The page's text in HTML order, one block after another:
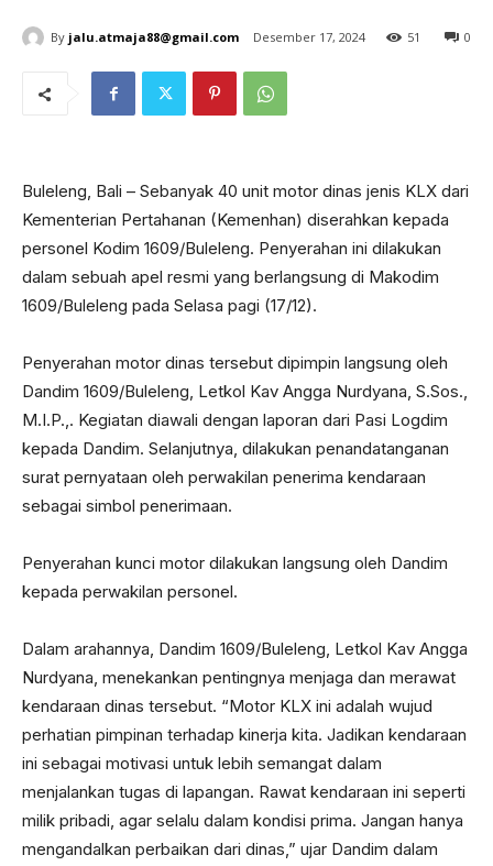
By jalu.atmaja88@gmail.com Desember 17, 2024 0
51
Buleleng, Bali – Sebanyak 40 unit motor dinas jenis KLX dari
Kementerian Pertahanan (Kemenhan) diserahkan kepada
personel Kodim 1609/Buleleng. Penyerahan ini dilakukan
dalam sebuah apel resmi yang berlangsung di Makodim
1609/Buleleng pada Selasa pagi (17/12).
Penyerahan motor dinas tersebut dipimpin langsung oleh
Dandim 1609/Buleleng, Letkol Kav Angga Nurdyana, S.Sos.,
M.I.P.,. Kegiatan diawali dengan laporan dari Pasi Logdim
kepada Dandim. Selanjutnya, dilakukan penandatanganan
surat pernyataan oleh perwakilan penerima kendaraan
sebagai simbol penerimaan.
Penyerahan kunci motor dilakukan langsung oleh Dandim
kepada perwakilan personel.
Dalam arahannya, Dandim 1609/Buleleng, Letkol Kav Angga
Nurdyana, menekankan pentingnya menjaga dan merawat
kendaraan dinas tersebut. “Motor KLX ini adalah wujud
perhatian pimpinan terhadap kinerja kita. Jadikan kendaraan
ini sebagai motivasi untuk lebih semangat dalam
menjalankan tugas di lapangan. Rawat kendaraan ini seperti
milik pribadi, agar selalu dalam kondisi prima. Jangan hanya
mengandalkan perbaikan dari dinas,” ujar Dandim dalam